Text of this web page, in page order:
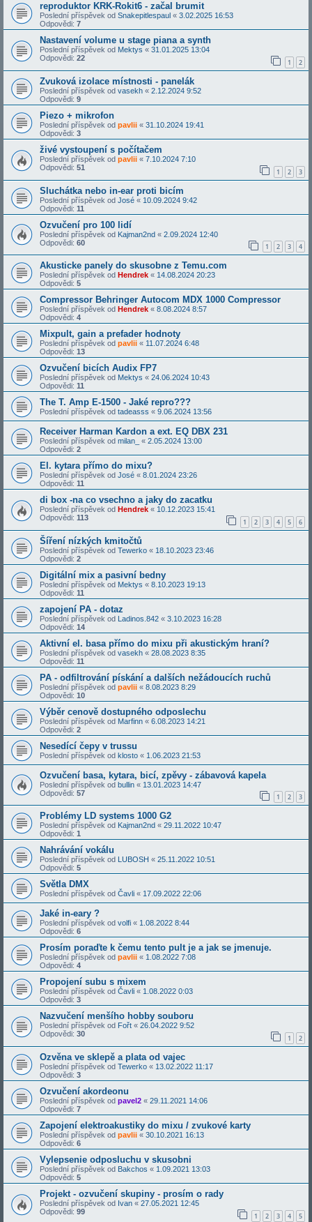
reproduktor KRK-Rokit6 - začal brumit
Poslední příspěvek od Snakepitlespaul « 3.02.2025 16:53
Odpovědi: 7
Nastavení volume u stage piana a synth
Poslední příspěvek od Mektys « 31.01.2025 13:04
Odpovědi: 22 1 2
Zvuková izolace místnosti - panelák
Poslední příspěvek od vasekh « 2.12.2024 9:52
Odpovědi: 9
Piezo + mikrofon
Poslední příspěvek od pavlii « 31.10.2024 19:41
Odpovědi: 3
živé vystoupení s počítačem
Poslední příspěvek od pavlii « 7.10.2024 7:10
Odpovědi: 51 1 2 3
Sluchátka nebo in-ear proti bicím
Poslední příspěvek od José « 10.09.2024 9:42
Odpovědi: 11
Ozvučení pro 100 lidí
Poslední příspěvek od Kajman2nd « 2.09.2024 12:40
Odpovědi: 60 1 2 3 4
Akusticke panely do skusobne z Temu.com
Poslední příspěvek od Hendrek « 14.08.2024 20:23
Odpovědi: 5
Compressor Behringer Autocom MDX 1000 Compressor
Poslední příspěvek od Hendrek « 8.08.2024 8:57
Odpovědi: 4
Mixpult, gain a prefader hodnoty
Poslední příspěvek od pavlii « 11.07.2024 6:48
Odpovědi: 13
Ozvučení bicích Audix FP7
Poslední příspěvek od Mektys « 24.06.2024 10:43
Odpovědi: 11
The T. Amp E-1500 - Jaké repro???
Poslední příspěvek od tadeasss « 9.06.2024 13:56
Receiver Harman Kardon a ext. EQ DBX 231
Poslední příspěvek od milan_ « 2.05.2024 13:00
Odpovědi: 2
El. kytara přímo do mixu?
Poslední příspěvek od José « 8.01.2024 23:26
Odpovědi: 11
di box -na co vsechno a jaky do zacatku
Poslední příspěvek od Hendrek « 10.12.2023 15:41
Odpovědi: 113 1 2 3 4 5 6
Šíření nízkých kmitočtů
Poslední příspěvek od Tewerko « 18.10.2023 23:46
Odpovědi: 2
Digitální mix a pasivní bedny
Poslední příspěvek od Mektys « 8.10.2023 19:13
Odpovědi: 11
zapojení PA - dotaz
Poslední příspěvek od Ladinos.842 « 3.10.2023 16:28
Odpovědi: 14
Aktivní el. basa přímo do mixu při akustickým hraní?
Poslední příspěvek od vasekh « 28.08.2023 8:35
Odpovědi: 11
PA - odfiltrování pískání a dalších nežádoucích ruchů
Poslední příspěvek od pavlii « 8.08.2023 8:29
Odpovědi: 10
Výběr cenově dostupného odposlechu
Poslední příspěvek od Marfinn « 6.08.2023 14:21
Odpovědi: 2
Nesedící čepy v trussu
Poslední příspěvek od klosto « 1.06.2023 21:53
Ozvučení basa, kytara, bicí, zpěvy - zábavová kapela
Poslední příspěvek od bullin « 13.01.2023 14:47
Odpovědi: 57 1 2 3
Problémy LD systems 1000 G2
Poslední příspěvek od Kajman2nd « 29.11.2022 10:47
Odpovědi: 1
Nahrávání vokálu
Poslední příspěvek od LUBOSH « 25.11.2022 10:51
Odpovědi: 5
Světla DMX
Poslední příspěvek od Čavli « 17.09.2022 22:06
Jaké in-eary ?
Poslední příspěvek od volfi « 1.08.2022 8:44
Odpovědi: 6
Prosím poraďte k čemu tento pult je a jak se jmenuje.
Poslední příspěvek od pavlii « 1.08.2022 7:08
Odpovědi: 4
Propojení subu s mixem
Poslední příspěvek od Čavli « 1.08.2022 0:03
Odpovědi: 3
Nazvučení menšího hobby souboru
Poslední příspěvek od Fořt « 26.04.2022 9:52
Odpovědi: 30 1 2
Ozvěna ve sklepě a plata od vajec
Poslední příspěvek od Tewerko « 13.02.2022 11:17
Odpovědi: 3
Ozvučení akordeonu
Poslední příspěvek od pavel2 « 29.11.2021 14:06
Odpovědi: 7
Zapojení elektroakustiky do mixu / zvukové karty
Poslední příspěvek od pavlii « 30.10.2021 16:13
Odpovědi: 6
Vylepsenie odposluchu v skusobni
Poslední příspěvek od Bakchos « 1.09.2021 13:03
Odpovědi: 5
Projekt - ozvučení skupiny - prosím o rady
Poslední příspěvek od Ivan « 27.05.2021 12:45
Odpovědi: 99 1 2 3 4 5